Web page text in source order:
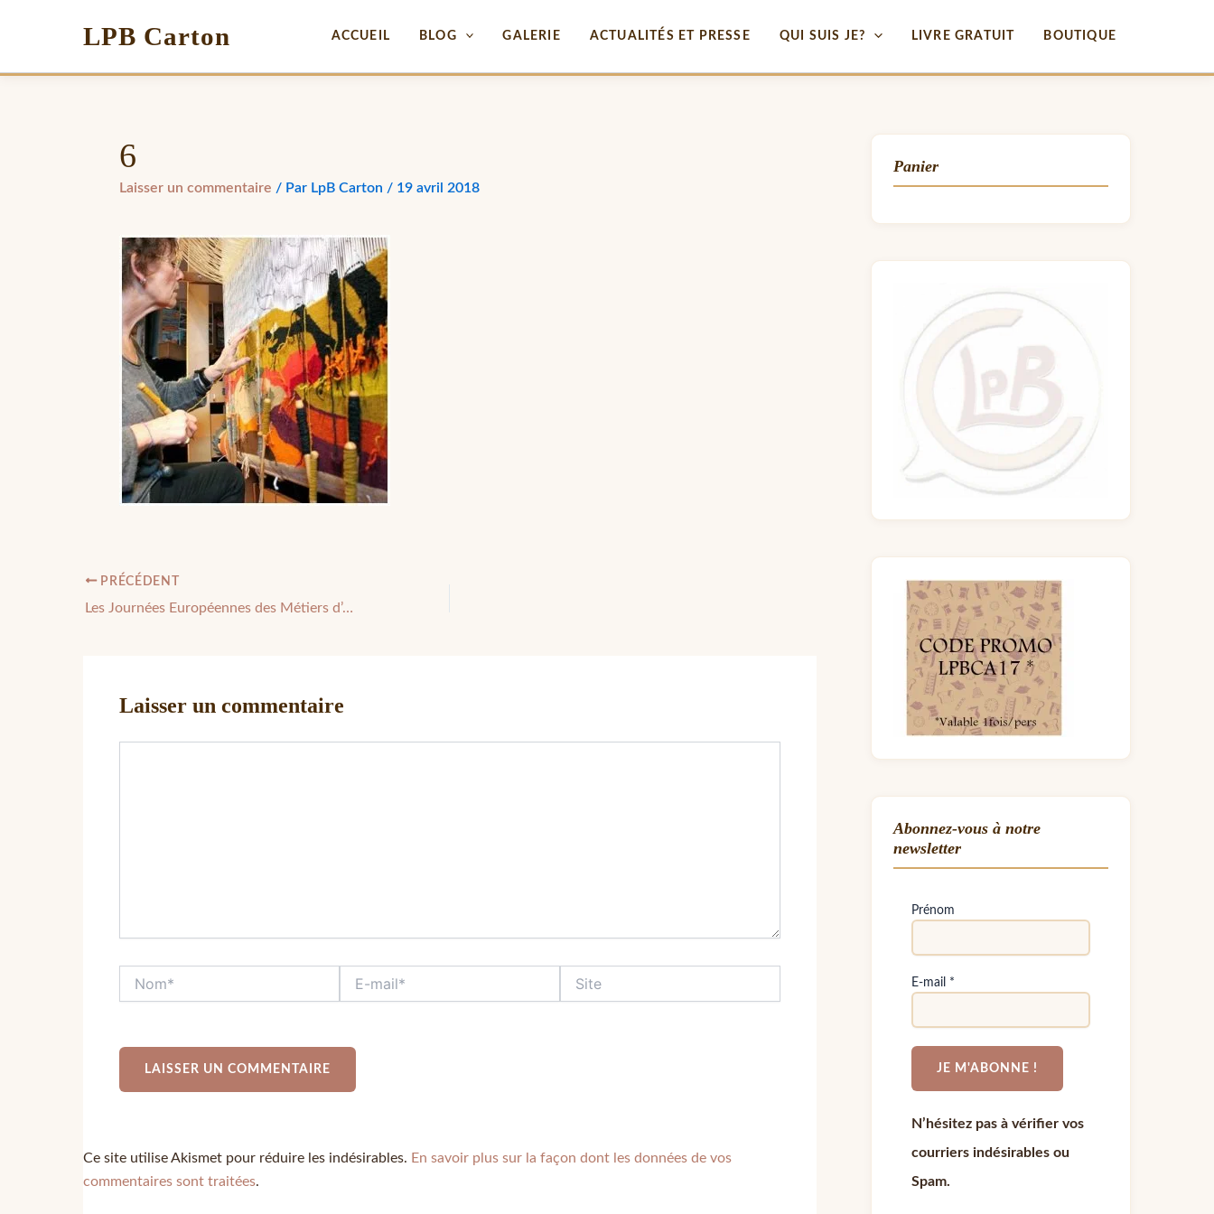
LPB Carton ACCUEIL BLOG GALERIE ACTUALITÉS ET PRESSE QUI SUIS JE? LIVRE GRATUIT BOUTIQUE
6
Laisser un commentaire / Par LpB Carton / 19 avril 2018
PRÉCÉDENT
Les Journées Européennes des Métiers d’Art – JEMA
Laisser un commentaire
Ce site utilise Akismet pour réduire les indésirables. En savoir plus sur la façon dont les données de vos
commentaires sont traitées.
Panier
Abonnez-vous à notre
newsletter
Prénom
E-mail *
N’hésitez pas à vérifier vos
courriers indésirables ou
Spam.